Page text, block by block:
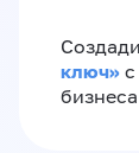
ключ»
бизнеса